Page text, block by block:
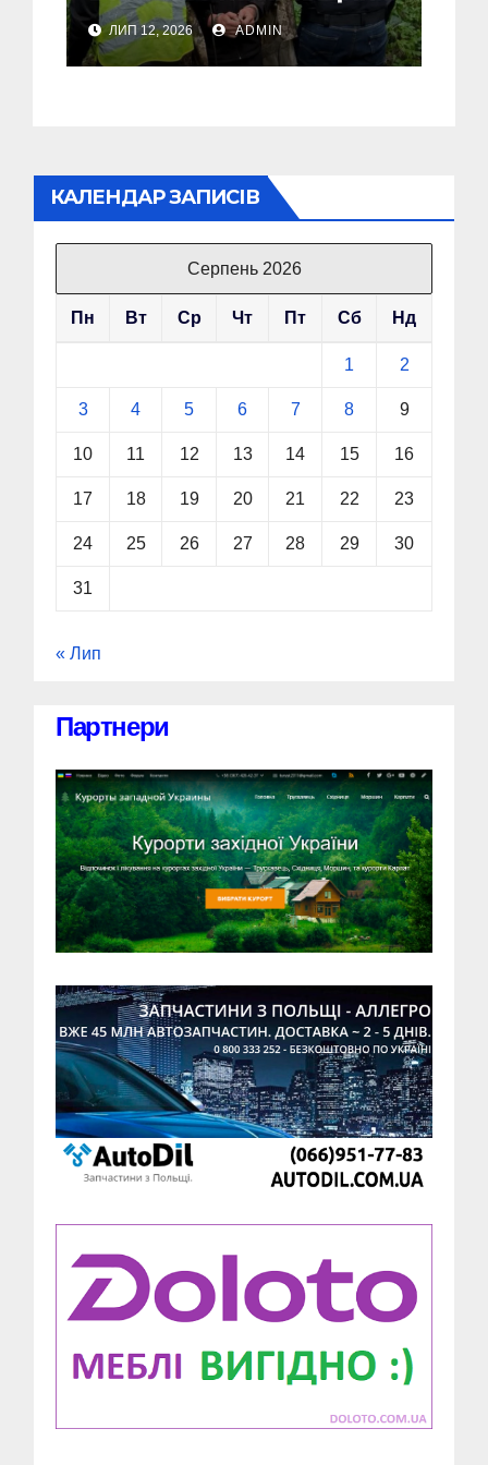
екс-комбрига 155-ї
бригади оголошено в
розшук
ЛИП 12, 2026 ADMIN
КАЛЕНДАР ЗАПИСІВ
Серпень 2026
Пн Вт Ср Чт Пт Сб Нд
1 2
3 4 5 6 7 8 9
10 11 12 13 14 15 16
17 18 19 20 21 22 23
24 25 26 27 28 29 30
31
« Лип
Партнери